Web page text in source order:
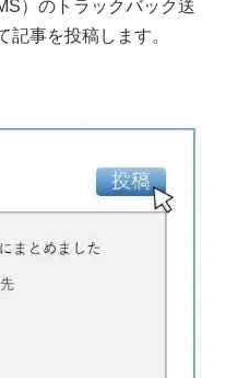
）のトラックバック送
記事を投稿します。